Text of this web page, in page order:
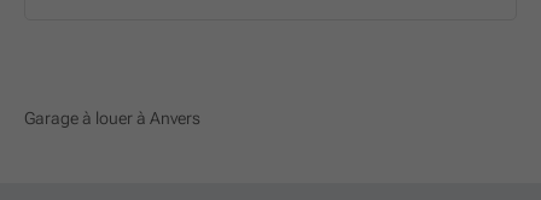
Garage à louer à Anvers